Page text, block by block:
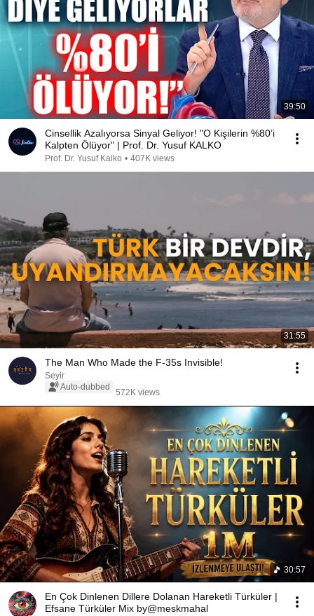
39:50
Cinsellik Azalıyorsa Sinyal Geliyor! "O Kişilerin %80’i
Kalpten Ölüyor" | Prof. Dr. Yusuf KALKO
Prof. Dr. Yusuf Kalko • 407K views
31:55
The Man Who Made the F-35s Invisible!
Seyir
Auto-dubbed
572K views
30:57
En Çok Dinlenen Dillere Dolanan Hareketli Türküler |
Efsane Türküler Mix by@meskmahal